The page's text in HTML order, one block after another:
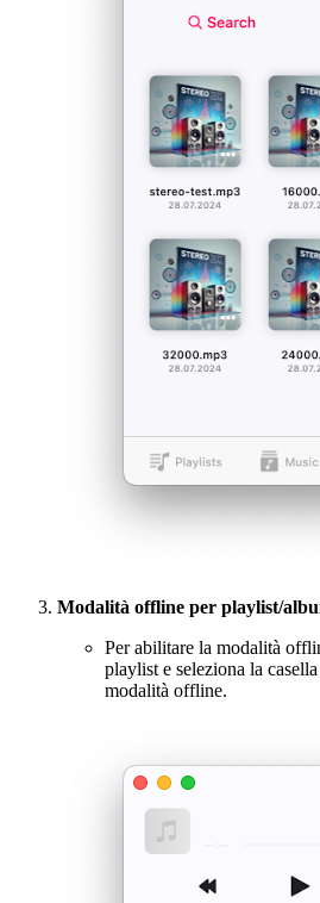
Modalità offline per playlist/
Per abilitare la modalità
playlist e seleziona la
modalità offline.